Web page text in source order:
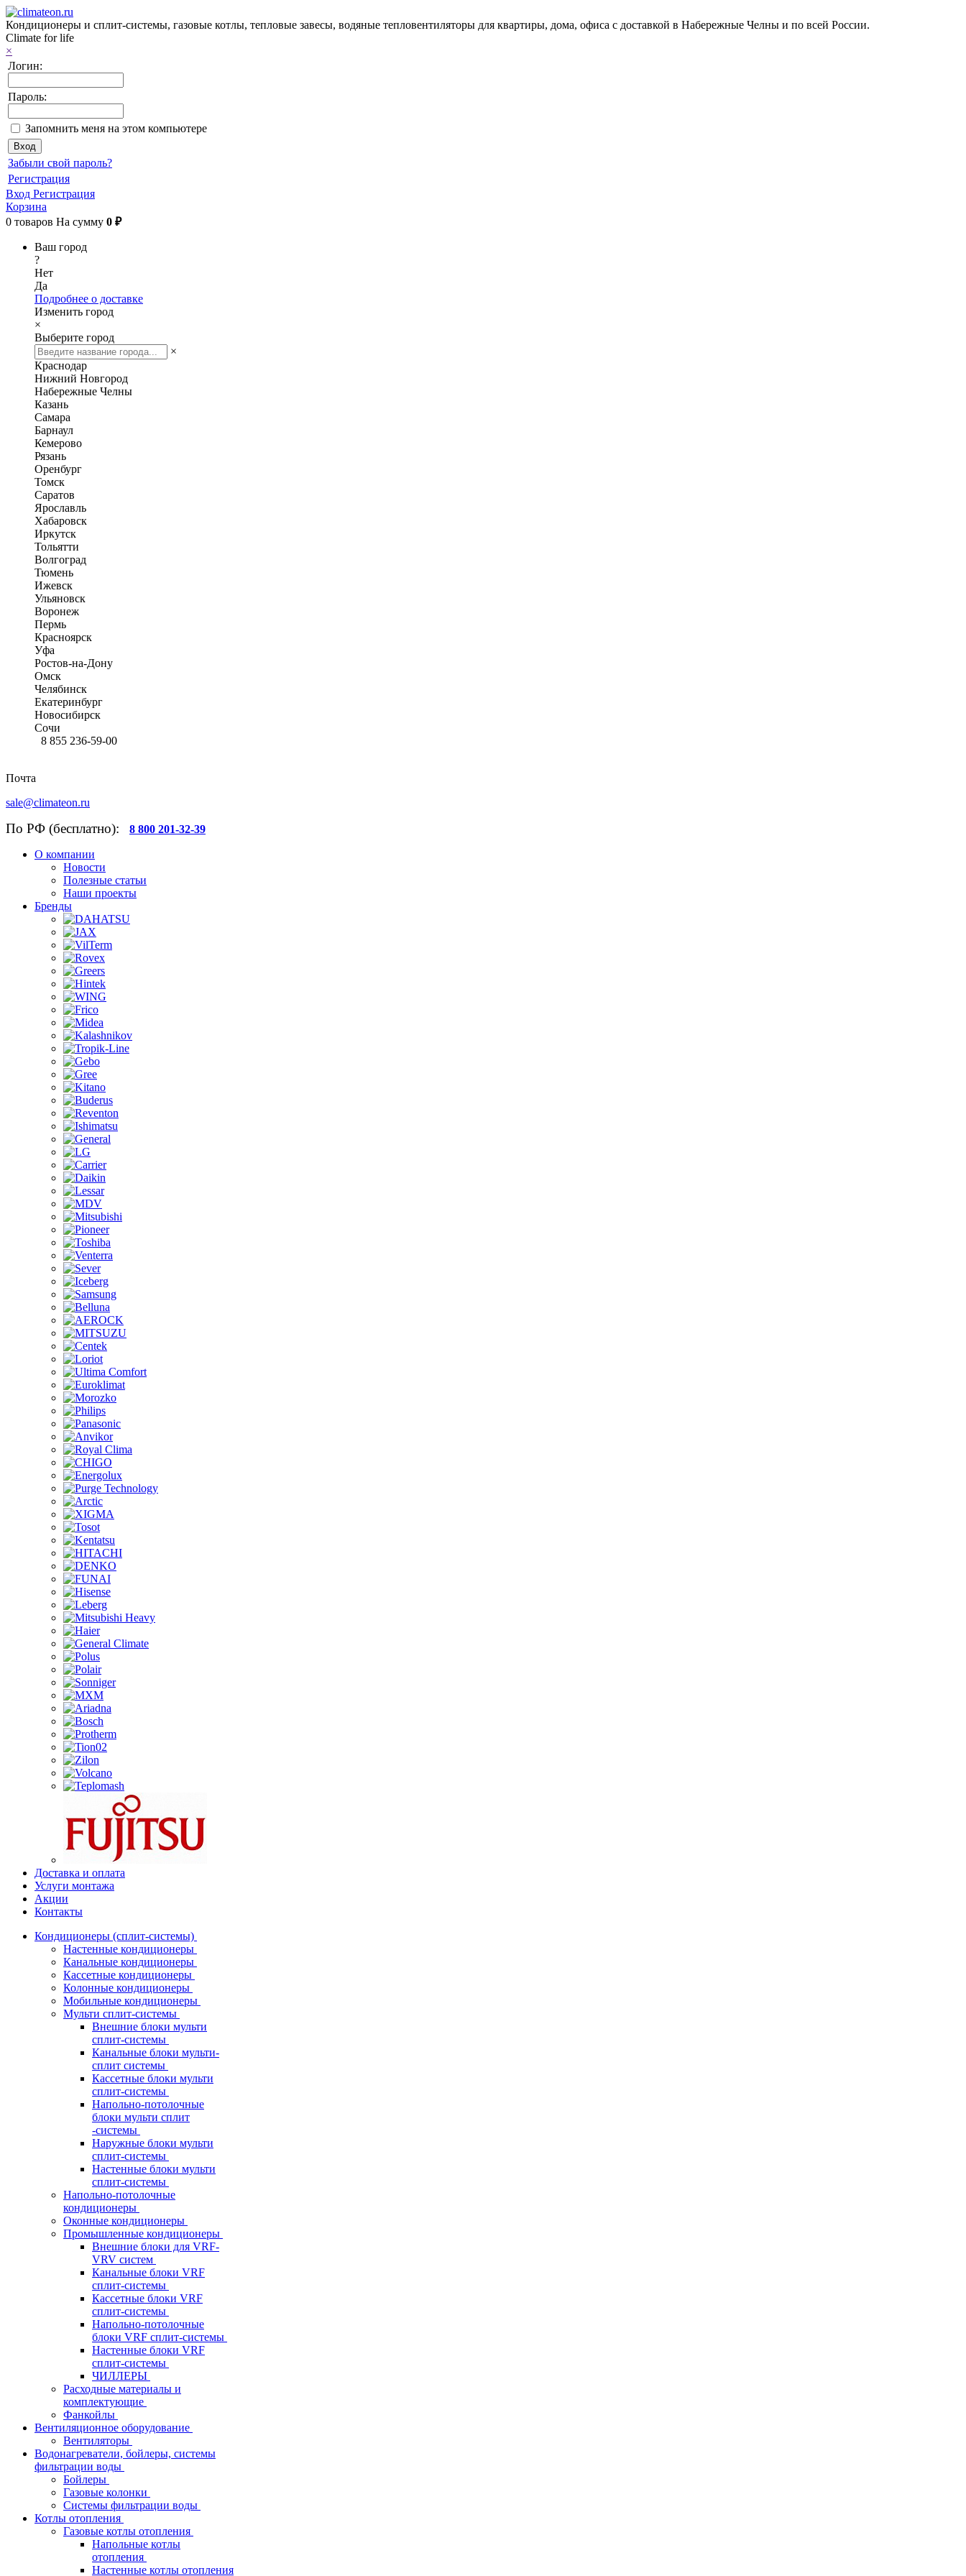
Кондиционеры и сплит-системы, газовые котлы, тепловые завесы, водяные тепловентиляторы для квартиры, дома, офиса с доставкой в Набережные Челны и по всей России.
Climate for life
×
Логин:
Пароль:
Запомнить меня на этом компьютере
Забыли свой пароль?
Регистрация
Вход Регистрация
Корзина
0 товаров На сумму 0 ₽
Ваш город
?
Нет
Да
Подробнее о доставке
Изменить город
×
Выберите город
×
Краснодар
Нижний Новгород
Набережные Челны
Казань
Самара
Барнаул
Кемерово
Рязань
Оренбург
Томск
Саратов
Ярославль
Хабаровск
Иркутск
Тольятти
Волгоград
Тюмень
Ижевск
Ульяновск
Воронеж
Пермь
Красноярск
Уфа
Ростов-на-Дону
Омск
Челябинск
Екатеринбург
Новосибирск
Сочи
8 855 236-59-00
Почта
sale@climateon.ru
По РФ (бесплатно): 8 800 201-32-39
О компании
Новости
Полезные статьи
Наши проекты
Бренды
Доставка и оплата
Услуги монтажа
Акции
Контакты
Кондиционеры (сплит-системы)
Настенные кондиционеры
Канальные кондиционеры
Кассетные кондиционеры
Колонные кондиционеры
Мобильные кондиционеры
Мульти сплит-системы
Внешние блоки мульти
сплит-системы
Канальные блоки мульти-
сплит системы
Кассетные блоки мульти
сплит-системы
Напольно-потолочные
блоки мульти сплит
-системы
Наружные блоки мульти
сплит-системы
Настенные блоки мульти
сплит-системы
Напольно-потолочные
кондиционеры
Оконные кондиционеры
Промышленные кондиционеры
Внешние блоки для VRF-
VRV систем
Канальные блоки VRF
сплит-системы
Кассетные блоки VRF
сплит-системы
Напольно-потолочные
блоки VRF сплит-системы
Настенные блоки VRF
сплит-системы
ЧИЛЛЕРЫ
Расходные материалы и
комплектующие
Фанкойлы
Вентиляционное оборудование
Вентиляторы
Водонагреватели, бойлеры, системы
фильтрации воды
Бойлеры
Газовые колонки
Системы фильтрации воды
Котлы отопления
Газовые котлы отопления
Напольные котлы
отопления
Настенные котлы отопления